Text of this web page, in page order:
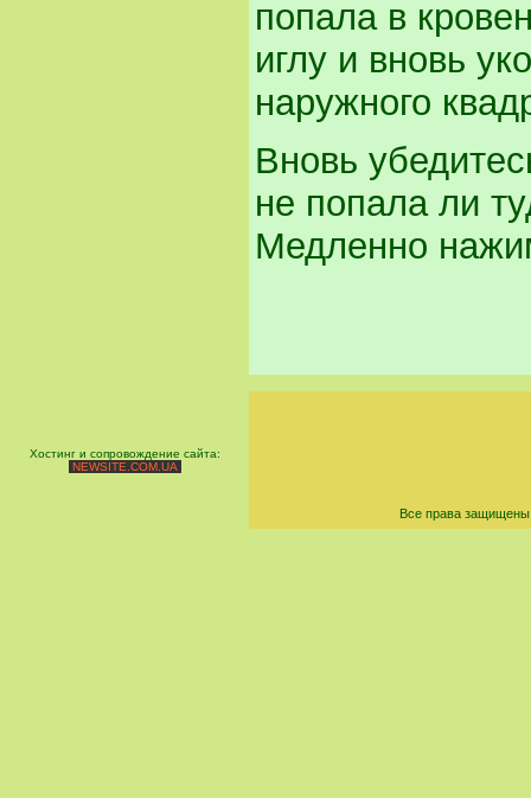
попала в
иглу и вновь
наружного
Вновь
не попала ли
Медленно
Хостинг и сопровождение сайта:
NEWSITE.COM.UA
Все права